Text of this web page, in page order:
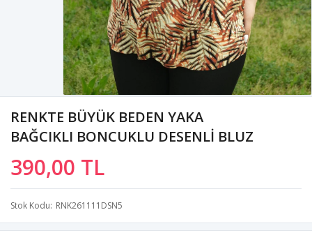
RENKTE BÜYÜK BEDEN YAKA
BAĞCIKLI BONCUKLU DESENLİ BLUZ
390,00 TL
Stok Kodu RNK261111DSN5